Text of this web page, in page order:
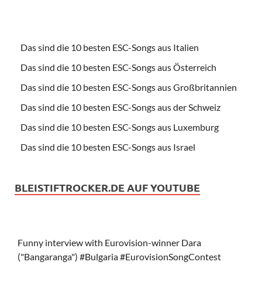
Das sind die 10 besten ESC-Songs aus Italien
Das sind die 10 besten ESC-Songs aus Österreich
Das sind die 10 besten ESC-Songs aus Großbritannien
Das sind die 10 besten ESC-Songs aus der Schweiz
Das sind die 10 besten ESC-Songs aus Luxemburg
Das sind die 10 besten ESC-Songs aus Israel
BLEISTIFTROCKER.DE AUF YOUTUBE
Funny interview with Eurovision-winner Dara
("Bangaranga") #Bulgaria #EurovisionSongContest